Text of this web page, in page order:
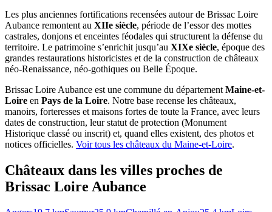
Les plus anciennes fortifications recensées autour de Brissac Loire
Aubance remontent au XIIe siècle, période de l’essor des mottes
castrales, donjons et enceintes féodales qui structurent la défense du
territoire. Le patrimoine s’enrichit jusqu’au XIXe siècle, époque des
grandes restaurations historicistes et de la construction de châteaux
néo-Renaissance, néo-gothiques ou Belle Époque.
Brissac Loire Aubance est une commune du départementMaine-et-
Loire en Pays de la Loire. Notre base recense les châteaux,
manoirs, forteresses et maisons fortes de toute la France, avec leurs
dates de construction, leur statut de protection (Monument
Historique classé ou inscrit) et, quand elles existent, des photos et
notices officielles. Voir tous les châteaux du Maine-et-Loire.
Châteaux dans les villes proches de
Brissac Loire Aubance